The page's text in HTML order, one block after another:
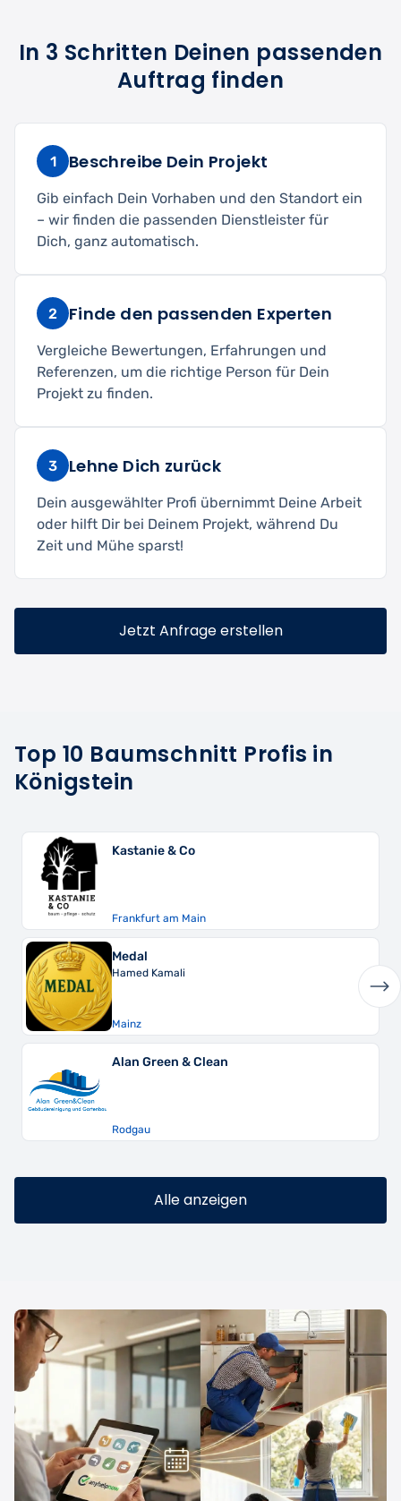
In 3 Schritten Deinen passenden
Auftrag finden
1 Beschreibe Dein Projekt
Gib einfach Dein Vorhaben und den Standort ein
– wir finden die passenden Dienstleister für
Dich, ganz automatisch.
2 Finde den passenden Experten
Vergleiche Bewertungen, Erfahrungen und
Referenzen, um die richtige Person für Dein
Projekt zu finden.
3 Lehne Dich zurück
Dein ausgewählter Profi übernimmt Deine Arbeit
oder hilft Dir bei Deinem Projekt, während Du
Zeit und Mühe sparst!
Jetzt Anfrage erstellen
Top 10 Baumschnitt Profis in
Königstein
Alle anzeigen